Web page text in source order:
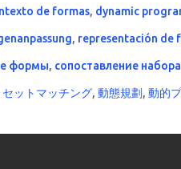
de formas, dynamic
, representación de
формы, сопоставление
セットマッチング,動態規劃,動的